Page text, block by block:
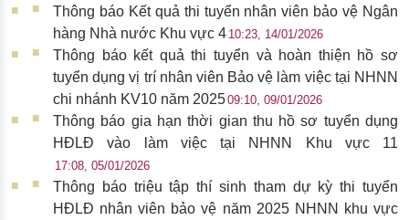
Thông báo Kết quả thi tuyển nhân viên bảo vệ Ngân
hàng Nhà nước Khu vực 4 10:23, 14/01/2026
Thông báo kết quả thi tuyển và hoàn thiện hồ sơ
tuyển dụng vị trí nhân viên Bảo vệ làm việc tại NHNN
chi nhánh KV10 năm 202509:10, 09/01/2026
Thông báo gia hạn thời gian thu hồ sơ tuyển dụng
HĐLĐ vào làm việc tại NHNN Khu vực 11
17:08, 05/01/2026
Thông báo triệu tập thí sinh tham dự kỳ thi tuyển
HĐLĐ nhân viên bảo vệ năm 2025 NHNN khu vực